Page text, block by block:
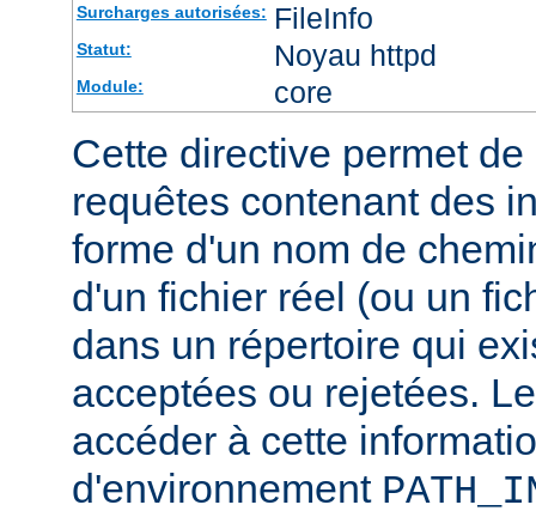
Surcharges autorisées: FileInfo
Statut: Noyau httpd
Module: core
Cette directive permet
requêtes contenant des
forme d'un nom de
d'un fichier réel (ou un
dans un répertoire qui
acceptées ou rejetées.
accéder à cette
d'environnement